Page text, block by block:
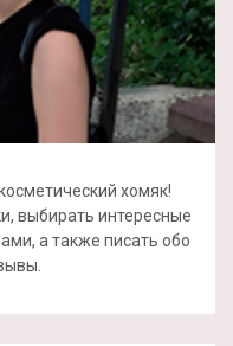
хомяк!
выбирать интересные
а также писать обо